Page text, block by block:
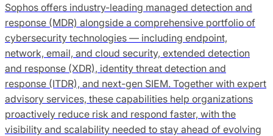
Sophos offers industry-leading managed detection and
response (MDR) alongside a comprehensive portfolio of
cybersecurity technologies — including endpoint,
network, email, and cloud security, extended detection
and response (XDR), identity threat detection and
response (ITDR), and next-gen SIEM. Together with expert
advisory services, these capabilities help organizations
proactively reduce risk and respond faster, with the
visibility and scalability needed to stay ahead of evolving